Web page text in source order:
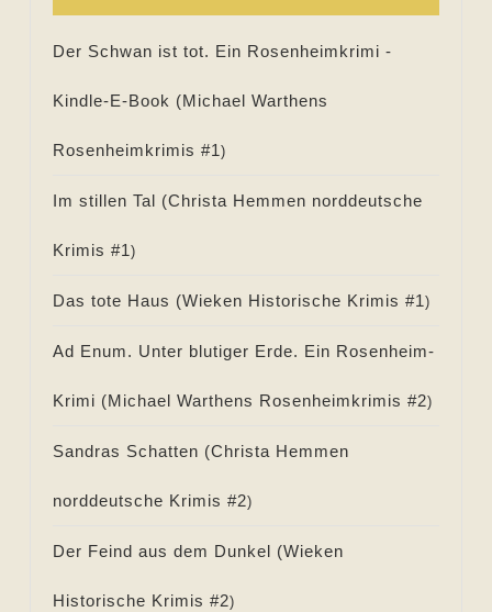
Der Schwan ist tot. Ein Rosenheimkrimi -
Kindle-E-Book (Michael Warthens
Rosenheimkrimis #1)
Im stillen Tal (Christa Hemmen norddeutsche
Krimis #1)
Das tote Haus (Wieken Historische Krimis #1)
Ad Enum. Unter blutiger Erde. Ein Rosenheim-
Krimi (Michael Warthens Rosenheimkrimis #2)
Sandras Schatten (Christa Hemmen
norddeutsche Krimis #2)
Der Feind aus dem Dunkel (Wieken
Historische Krimis #2)